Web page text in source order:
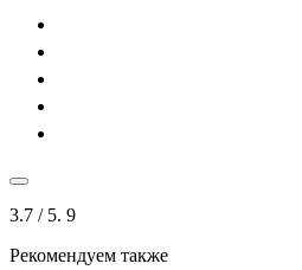
3.7 / 5. 9
Рекомендуем также